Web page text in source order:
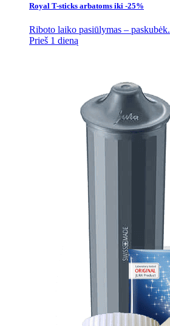
Royal T-sticks arbatoms iki -25%
Riboto laiko pasiūlymas – paskubėk.
Prieš 1 dieną